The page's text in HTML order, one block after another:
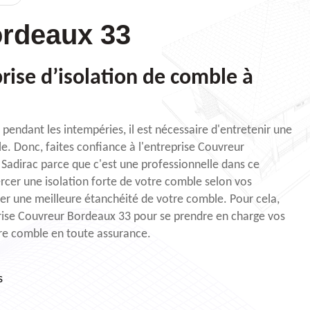
33
d’isolation de comble à
les intempéries, il est nécessaire d'entretenir une
Donc, faites confiance à l'entreprise Couvreur
parce que c'est une professionnelle dans ce
une isolation forte de votre comble selon vos
une meilleure étanchéité de votre comble. Pour cela,
Couvreur Bordeaux 33 pour se prendre en charge vos
comble en toute assurance.